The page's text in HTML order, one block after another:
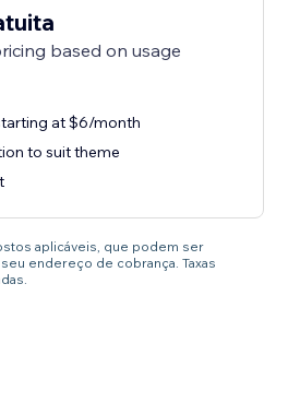
based on usage
at $6/month
to suit theme
aplicáveis, que podem ser
endereço de cobrança. Taxas